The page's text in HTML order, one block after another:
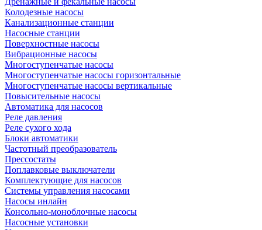
Колодезные насосы
Канализационные станции
Насосные станции
Поверхностные насосы
Вибрационные насосы
Многоступенчатые насосы
Многоступенчатые насосы горизонтальные
Многоступенчатые насосы вертикальные
Повысительные насосы
Автоматика для насосов
Реле давления
Реле сухого хода
Блоки автоматики
Частотный преобразователь
Прессостаты
Поплавковые выключатели
Комплектующие для насосов
Системы управления насосами
Насосы инлайн
Консольно-моноблочные насосы
Насосные установки